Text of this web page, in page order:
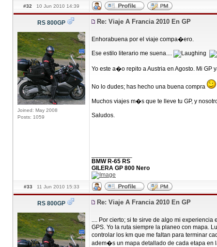
#32 10 Jun 2010 14:39
RS 800GP
Joined: May 2008
Posts: 1059
Re: Viaje A Francia 2010 En GP
Enhorabuena por el viaje compa�ero.
Ese estilo literario me suena....
Yo este a�o repito a Austria en Agosto. Mi
No lo dudes; has hecho una buena compra
Muchos viajes m�s que te lleve tu GP, y
Saludos.
BMW R-65 RS
GILERA GP 800 Nero
#33 11 Jun 2010 15:33
RS 800GP Re: Viaje A Francia 2010 En GP
.... Por cierto; si te sirve de algo mi
GPS. Yo la ruta siempre la planeo con mapa.
controlar los km que me faltan para terminar
adem�s un mapa detallado de cada etapa en